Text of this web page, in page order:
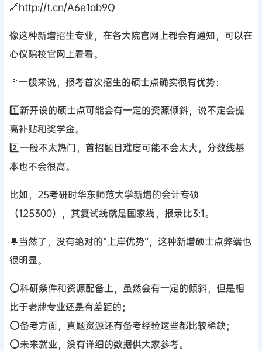
🔗http://t.cn/A6e1ab9Q
像这种新增招生专业，在各大院官网上都会有通知，可以在
心仪院校官网上看看。
🚩一般来说，报考首次招生的硕士点确实很有优势：
1️⃣新开设的硕士点可能会有一定的资源倾斜，说不定会提
高补贴和奖学金。
2️⃣一般不太热门，首招题目难度可能不会太大，分数线基
本也不会很高。
比如，25考研时华东师范大学新增的会计专硕
（125300），其复试线就是国家线，报录比3:1。
🔔当然了，没有绝对的“上岸优势”，这种新增硕士点弊端也
很明显。
⭕科研条件和资源配备上，虽然会有一定的倾斜，但是相
比于老牌专业还是有差距的；
⭕备考方面，真题资源还有备考经验这些都比较稀缺；
⭕未来就业，没有详细的数据供大家参考。